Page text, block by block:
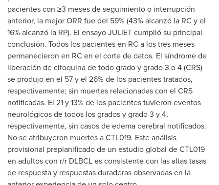
pacientes con ≥3 meses de seguimiento o interrupción
anterior, la mejor ORR fue del 59% (43% alcanzó la RC y el
16% alcanzó la RP). El ensayo JULIET cumplió su principal
conclusión. Todos los pacientes en RC a los tres meses
permanecieron en RC en el corte de datos. El síndrome de
liberación de citoquina de todo grado y grado 3 o 4 (CRS)
se produjo en el 57 y el 26% de los pacientes tratados,
respectivamente; sin muertes relacionadas con el CRS
notificadas. El 21 y 13% de los pacientes tuvieron eventos
neurológicos de todos los grados y grado 3 y 4,
respectivamente, sin casos de edema cerebral notificados.
No se atribuyeron muertes a CTL019. Este análisis
provisional preplanificado de un estudio global de CTL019
en adultos con r/r DLBCL es consistente con las altas tasas
de respuesta y respuestas duraderas observadas en la